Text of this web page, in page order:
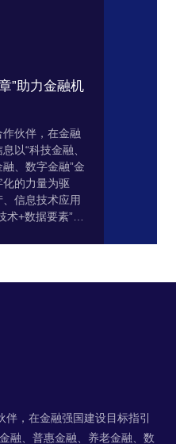
”助力金融机
伙伴，在金融
以“科技金融、
、数字金融”金
的力量为驱
信息技术应用
+数据要素”的
力的重塑，更
，在金融强国建设目标指引
融、普惠金融、养老金融、数